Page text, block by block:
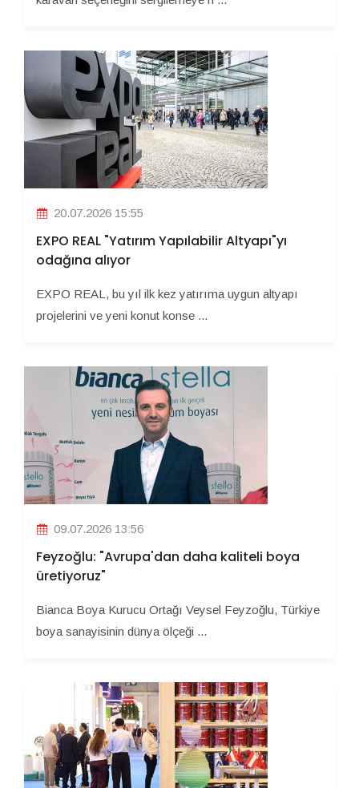
20.07.2026 15:55
EXPO REAL "Yatırım Yapılabilir Altyapı"yı
odağına alıyor
EXPO REAL, bu yıl ilk kez yatırıma uygun altyapı
projelerini ve yeni konut konse ...
09.07.2026 13:56
Feyzoğlu: "Avrupa'dan daha kaliteli boya
üretiyoruz"
Bianca Boya Kurucu Ortağı Veysel Feyzoğlu, Türkiye
boya sanayisinin dünya ölçeği ...